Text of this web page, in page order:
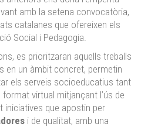
amb la setena convocatòria,
catalanes que ofereixen els
Social i Pedagogia.
es prioritzaran aquells treballs
en un àmbit concret, permetin
els serveis socioeducatius tant
virtual mitjançant l’ús de
iniciatives que apostin per
i de qualitat, amb una